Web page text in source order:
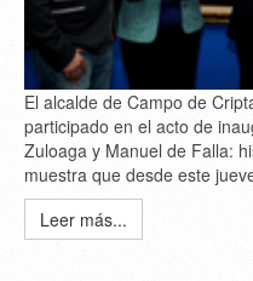
El alcalde de Campo de
participado en el acto de
Zuloaga y Manuel de Falla:
muestra que desde este
Leer más...